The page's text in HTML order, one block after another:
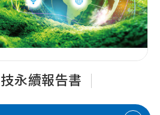
永續報告書